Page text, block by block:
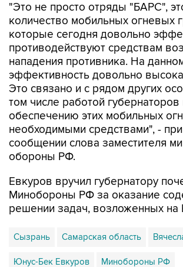
"Это не просто отряды "БАРС",
количество мобильных огневых
которые сегодня довольно
противодействуют средствам
нападения противника. На
эффективность довольно
Это связано и с рядом других
том числе работой губернаторов
обеспечению этих мобильных
необходимыми средствами", -
сообщении слова заместителя
обороны РФ.
Евкуров вручил губернатору
Минобороны РФ за оказание
решении задач, возложенных
Сызрань Самарская область
Юнус-Бек Евкуров Минобороны РФ